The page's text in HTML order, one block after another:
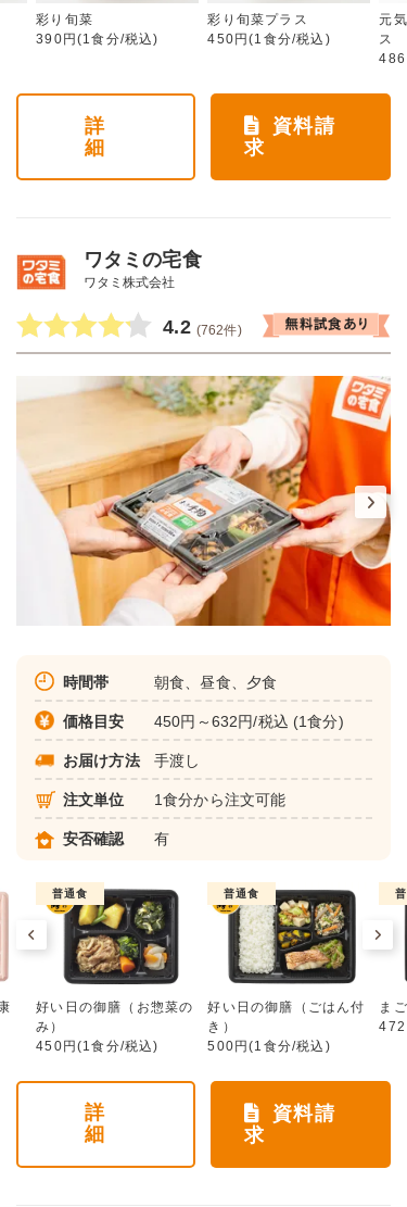
彩り旬菜
390円(1食分/税込)
彩り旬菜プラス
450円(1食分/税込)
元
ス
詳
細
資料請
求
ワタミの宅食
ワタミ株式会社
4.2 (762件)
時間帯 朝食、昼食、夕食
価格目安 450円～632円/税込 (1食分)
お届け方法 手渡し
注文単位 1食分から注文可能
安否確認 有
普通食
好い日の御膳（お惣菜の
み）
450円(1食分/税込)
普通食
好い日の御膳（ごはん付
き）
500円(1食分/税込)
ま
詳
細
資料請
求